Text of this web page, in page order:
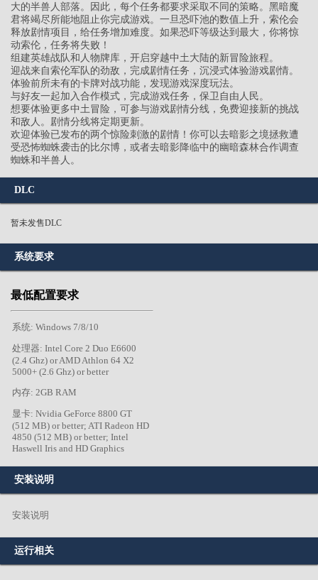
大的半兽人部落。因此，每个任务都要求采取不同的策略。黑暗魔
君将竭尽所能地阻止你完成游戏。一旦恐吓池的数值上升，索伦会
释放剧情项目，给任务增加难度。如果恐吓等级达到最大，你将惊
动索伦，任务将失败！
组建英雄战队和人物牌库，开启穿越中土大陆的新冒险旅程。
迎战来自索伦军队的劲敌，完成剧情任务，沉浸式体验游戏剧情。
体验前所未有的卡牌对战功能，发现游戏深度玩法。
与好友一起加入合作模式，完成游戏任务，保卫自由人民。
想要体验更多中土冒险，可参与游戏剧情分线，免费迎接新的挑战
和敌人。剧情分线将定期更新。
欢迎体验已发布的两个惊险刺激的剧情！你可以去暗影之境拯救遭
受恐怖蜘蛛袭击的比尔博，或者去暗影降临中的幽暗森林合作调查
蜘蛛和半兽人。
DLC
暂未发售DLC
系统要求
最低配置要求
系统: Windows 7/8/10
处理器: Intel Core 2 Duo E6600
(2.4 Ghz) or AMD Athlon 64 X2
5000+ (2.6 Ghz) or better
内存: 2GB RAM
显卡: Nvidia GeForce 8800 GT
(512 MB) or better; ATI Radeon HD
4850 (512 MB) or better; Intel
Haswell Iris and HD Graphics
安装说明
安装说明
运行相关